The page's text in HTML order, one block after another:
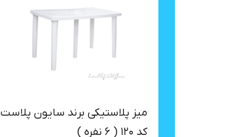
میز پلاستیکی برند سایون پلاست
کد ۱۲۰ ( ۶ نفره )